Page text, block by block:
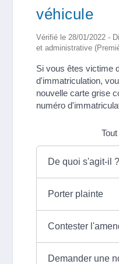
véhicule
Vérifié le 28/01/2022 -
et administrative
Si vous êtes victime
d'immatriculation,
nouvelle carte grise
numéro
De quoi s'agit-il ?
Porter plainte
Contester
Demander une